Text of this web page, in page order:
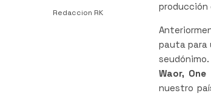
Redaccion RK
pauta para
Waor, One
nuestro